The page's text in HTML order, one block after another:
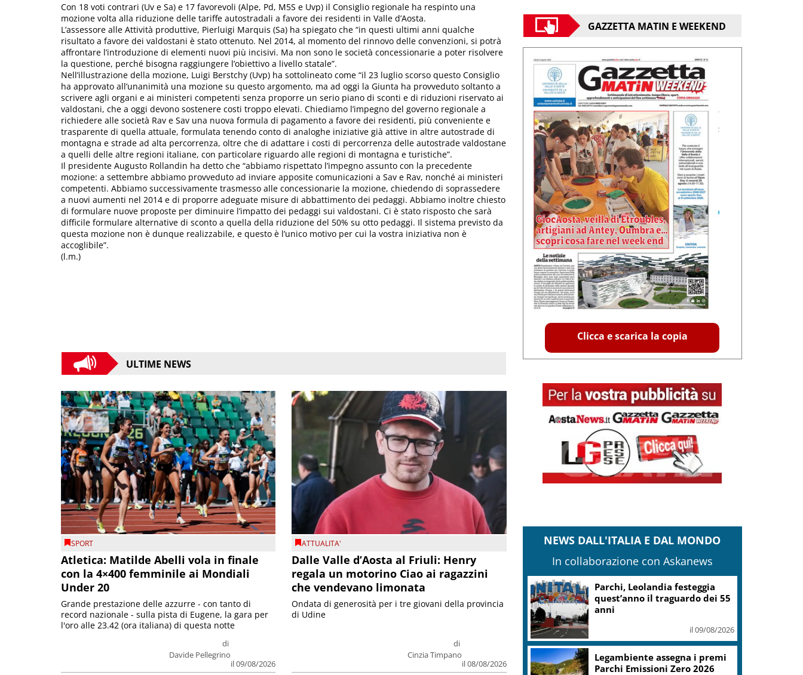
Con 18 voti contrari (Uv e Sa) e 17 favorevoli (Alpe, Pd, M5S e Uvp) il Consiglio regionale ha respinto una
mozione volta alla riduzione delle tariffe autostradali a favore dei residenti in Valle d’Aosta.
L’assessore alle Attività produttive, Pierluigi Marquis (Sa) ha spiegato che “in questi ultimi anni qualche
risultato a favore dei valdostani è stato ottenuto. Nel 2014, al momento del rinnovo delle convenzioni, si potrà
affrontare l’introduzione di elementi nuovi più incisivi. Ma non sono le società concessionarie a poter risolvere
la questione, perché bisogna raggiungere l’obiettivo a livello statale”.
Nell’illustrazione della mozione, Luigi Berstchy (Uvp) ha sottolineato come “il 23 luglio scorso questo Consiglio
ha approvato all’unanimità una mozione su questo argomento, ma ad oggi la Giunta ha provveduto soltanto a
scrivere agli organi e ai ministeri competenti senza proporre un serio piano di sconti e di riduzioni riservato ai
valdostani, che a oggi devono sostenere costi troppo elevati. Chiediamo l’impegno del governo regionale a
richiedere alle società Rav e Sav una nuova formula di pagamento a favore dei residenti, più conveniente e
trasparente di quella attuale, formulata tenendo conto di analoghe iniziative già attive in altre autostrade di
montagna e strade ad alta percorrenza, oltre che di adattare i costi di percorrenza delle autostrade valdostane
a quelli delle altre regioni italiane, con particolare riguardo alle regioni di montagna e turistiche”.
Il presidente Augusto Rollandin ha detto che “abbiamo rispettato l’impegno assunto con la precedente
mozione: a settembre abbiamo provveduto ad inviare apposite comunicazioni a Sav e Rav, nonché ai ministeri
competenti. Abbiamo successivamente trasmesso alle concessionarie la mozione, chiedendo di soprassedere
a nuovi aumenti nel 2014 e di proporre adeguate misure di abbattimento dei pedaggi. Abbiamo inoltre chiesto
di formulare nuove proposte per diminuire l’impatto dei pedaggi sui valdostani. Ci è stato risposto che sarà
difficile formulare alternative di sconto a quella della riduzione del 50% su otto pedaggi. Il sistema previsto da
questa mozione non è dunque realizzabile, e questo è l’unico motivo per cui la vostra iniziativa non è
accoglibile”.
(l.m.)
ULTIME NEWS
SPORT
Atletica: Matilde Abelli vola in finale
con la 4×400 femminile ai Mondiali
Under 20
di
Davide Pellegrino
il 09/08/2026
Grande prestazione delle azzurre - con tanto di
record nazionale - sulla pista di Eugene, la gara per
l'oro alle 23.42 (ora italiana) di questa notte
ATTUALITA'
Dalle Valle d’Aosta al Friuli: Henry
regala un motorino Ciao ai ragazzini
che vendevano limonata
di
Cinzia Timpano
il 08/08/2026
Ondata di generosità per i tre giovani della provincia
di Udine
GAZZETTA MATIN E WEEKEND
Clicca e scarica la copia
NEWS DALL'ITALIA E DAL MONDO
In collaborazione con Askanews
Parchi, Leolandia festeggia
quest’anno il traguardo dei 55
anni
il 09/08/2026
Legambiente assegna i premi
Parchi Emissioni Zero 2026